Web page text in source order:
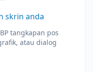
skrin anda
tangkapan pos
atau dialog